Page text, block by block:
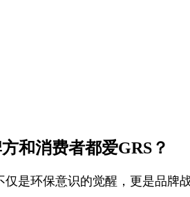
和消费者都爱GRS？
仅是环保意识的觉醒，更是品牌